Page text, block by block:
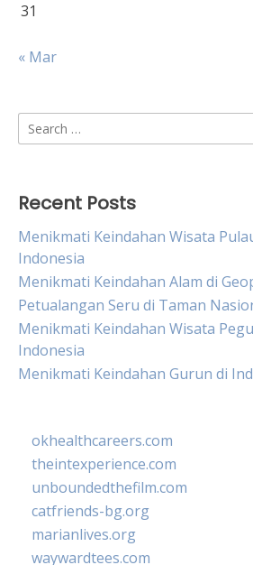
31
« Mar
Search
for:
Recent Posts
Menikmati Keindahan Wisata
Indonesia
Menikmati Keindahan Alam di
Petualangan Seru di Taman
Menikmati Keindahan Wisata
Indonesia
Menikmati Keindahan Gurun di
okhealthcareers.com
theintexperience.com
unboundedthefilm.com
catfriends-bg.org
marianlives.org
waywardtees.com